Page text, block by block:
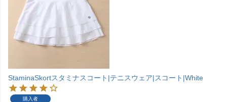
StaminaSkortスタミナスコート|テニスウェア|スコート|White
購入者